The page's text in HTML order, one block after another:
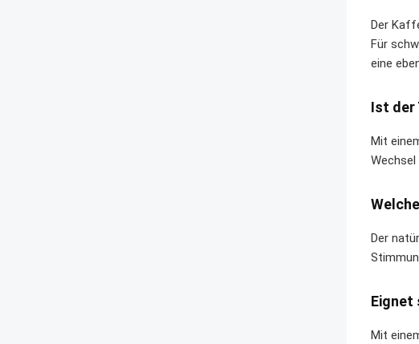
Der
Für
eine
Ist der
Mit
Der
Eignet
Mit